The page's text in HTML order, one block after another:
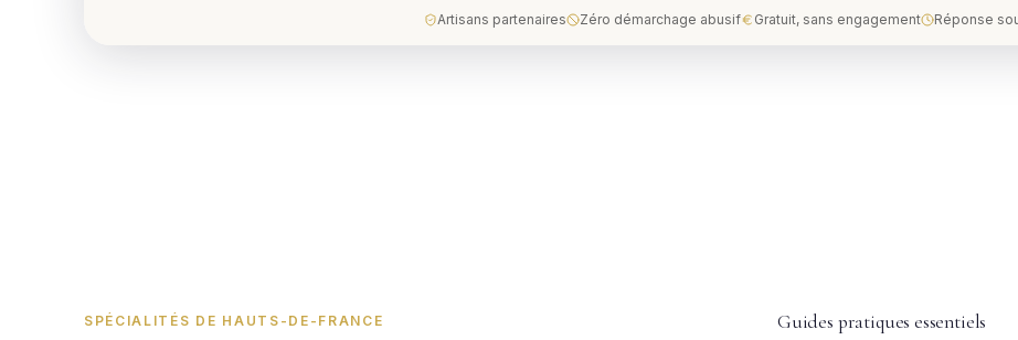
Artisans partenaires Zéro démarchage abusif Gratuit, sans engagement Réponse
SPÉCIALITÉS DE HAUTS-DE-FRANCE Guides pratiques essentiels